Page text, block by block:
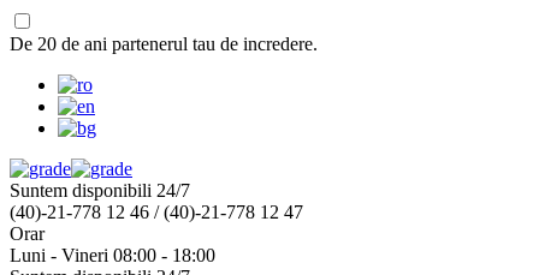
De 20 de ani partenerul tau de incredere.
Suntem disponibili 24/7
(40)-21-778 12 46 / (40)-21-778 12 47
Orar
Luni - Vineri 08:00 - 18:00